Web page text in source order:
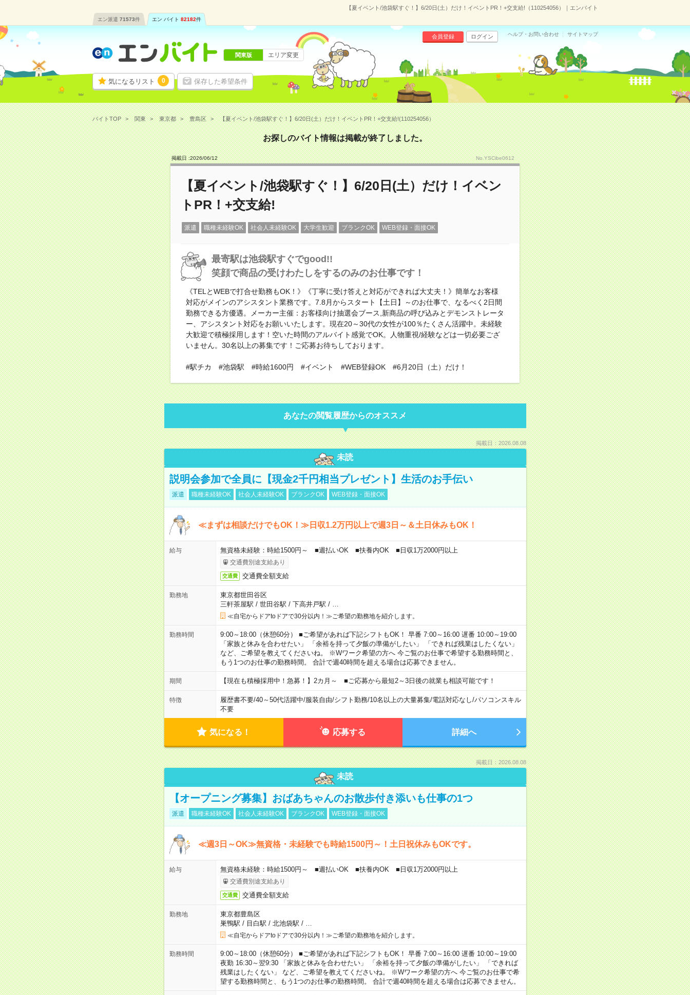
【夏イベント/池袋駅すぐ！】6/20日(土）だけ！イベントPR！+交支給!（110254056）｜エンバイト
エン派遣 71573件 エン バイト 82182件
気になるリスト 0 保存した希望条件
会員登録 ログイン ヘルプ・お問い合わせ サイトマップ
関東版 エリア変更
バイトTOP 関東 東京都 豊島区 【夏イベント/池袋駅すぐ！】6/20日(土）だけ！イベントPR！+交支給!(110254056）
お探しのバイト情報は掲載が終了しました。
掲載日 :2026/06/12 No.YSCibe0612
【夏イベント/池袋駅すぐ！】6/20日(土）だけ！イベン
トPR！+交支給!
派遣 職種未経験OK 社会人未経験OK 大学生歓迎 ブランクOK WEB登録・面接OK
最寄駅は池袋駅すぐでgood!!
笑顔で商品の受けわたしをするのみのお仕事です！
《TELとWEBで打合せ勤務もOK！》《丁寧に受け答えと対応ができれば大丈夫！》簡単なお客様
対応がメインのアシスタント業務です。7.8月からスタート【土日】～のお仕事で、なるべく2日間
勤務できる方優遇。メーカー主催：お客様向け抽選会ブース,新商品の呼び込みとデモンストレータ
ー、アシスタント対応をお願いいたします。現在20～30代の女性が100％たくさん活躍中。未経験
大歓迎で積極採用します！空いた時間のアルバイト感覚でOK。人物重視/経験などは一切必要ござ
いません。30名以上の募集です！ご応募お待ちしております。
#駅チカ #池袋駅 #時給1600円 #イベント #WEB登録OK #6月20日（土）だけ！
あなたの閲覧履歴からのオススメ
掲載日：2026.08.08
未読
説明会参加で全員に【現金2千円相当プレゼント】生活のお手伝い
派遣 職種未経験OK 社会人未経験OK ブランクOK WEB登録・面接OK
≪まずは相談だけでもOK！≫日収1.2万円以上で週3日～＆土日休みもOK！
給与 無資格未経験：時給1500円～ ■週払いOK ■扶養内OK ■日収1万2000円以上
交通費別途支給あり
交通費 交通費全額支給
勤務地
東京都世田谷区
三軒茶屋駅 / 世田谷駅 / 下高井戸駅 /
≪自宅からドアtoドアで30分以内！≫ご希望の勤務地を紹介します。
勤務時間
9:00～18:00（休憩60分） ■ご希望があれば下記シフトもOK！ 早番 7:00～16:00 遅番 10:00～19:00
「家族と休みを合わせたい」 「余裕を持って夕飯の準備がしたい」 「できれば残業はしたくない」
など、ご希望を教えてくださいね。 ※Wワーク希望の方へ 今ご覧のお仕事で希望する勤務時間と、
もう1つのお仕事の勤務時間。 合計で週40時間を超える場合は応募できません。
期間 【現在も積極採用中！急募！】2カ月～ ■ご応募から最短2～3日後の就業も相談可能です！
特徴 履歴書不要/40～50代活躍中/服装自由/シフト勤務/10名以上の大量募集/電話対応なし/パソコンスキル
不要
気になる！ 応募する 詳細へ
掲載日：2026.08.08
未読
【オープニング募集】おばあちゃんのお散歩付き添いも仕事の1つ
派遣 職種未経験OK 社会人未経験OK ブランクOK WEB登録・面接OK
≪週3日～OK≫無資格・未経験でも時給1500円～！土日祝休みもOKです。
給与 無資格未経験：時給1500円～ ■週払いOK ■扶養内OK ■日収1万2000円以上
交通費別途支給あり
交通費 交通費全額支給
勤務地
東京都豊島区
巣鴨駅 / 目白駅 / 北池袋駅 /
≪自宅からドアtoドアで30分以内！≫ご希望の勤務地を紹介します。
勤務時間
9:00～18:00（休憩60分） ■ご希望があれば下記シフトもOK！ 早番 7:00～16:00 遅番 10:00～19:00
夜勤 16:30～翌9:30 「家族と休みを合わせたい」 「余裕を持って夕飯の準備がしたい」 「できれば
残業はしたくない」 など、ご希望を教えてくださいね。 ※Wワーク希望の方へ 今ご覧のお仕事で希
望する勤務時間と、もう1つのお仕事の勤務時間。 合計で週40時間を超える場合は応募できません。